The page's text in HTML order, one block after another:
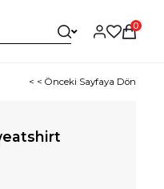
0
< < Önceki Sayfaya Dön